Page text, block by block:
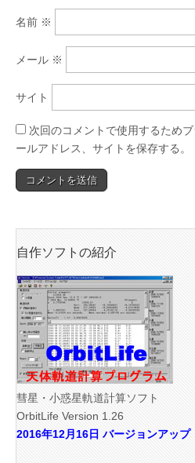
名前 ※
メール ※
サイト
次回のコメントで使用するため
ールアドレス、サイトを保存する。
自作ソフトの紹介
彗星・小惑星軌道計算ソフト
OrbitLife Version 1.26
2016年12月16日 バージョンアップ